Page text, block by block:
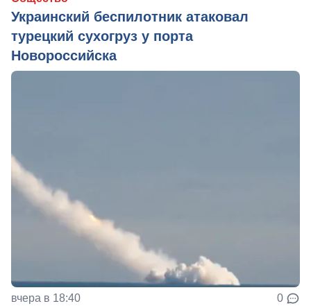
Украинский беспилотник атаковал
турецкий сухогруз у порта
Новороссийска
вчера в 18:40 0